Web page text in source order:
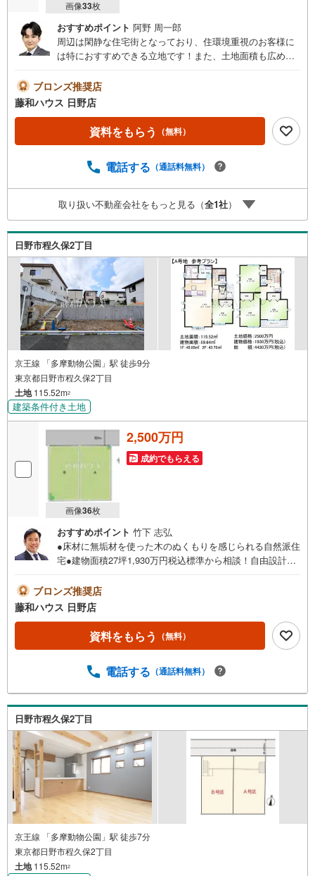
画像33枚
おすすめポイント 阿野 周一郎
周辺は閑静な住宅街となっており、住環境重視のお客様に
は特におすすめできる立地です！また、土地面積も広めの
ブロンズ推奨店
藤和ハウス 日野店
資料をもらう （無料）
電話する （通話料無料）
取り扱い不動産会社をもっと見る（全1社）
日野市程久保2丁目
京王線 「多摩動物公園」駅 徒歩9分
東京都日野市程久保2丁目
土地115.52m2
建築条件付き土地
画像36枚
2,500万円
成約でもらえる
おすすめポイント 竹下 志弘
●床材に無垢材を使った木のぬくもりを感じられる自然派住
宅●建物面積27坪1,930万円税込標準から相談！自由設計半
かせ下さい！プレゼン致します
ブロンズ推奨店
藤和ハウス 日野店
資料をもらう （無料）
電話する （通話料無料）
日野市程久保2丁目
京王線 「多摩動物公園」駅 徒歩7分
東京都日野市程久保2丁目
土地115.52m2